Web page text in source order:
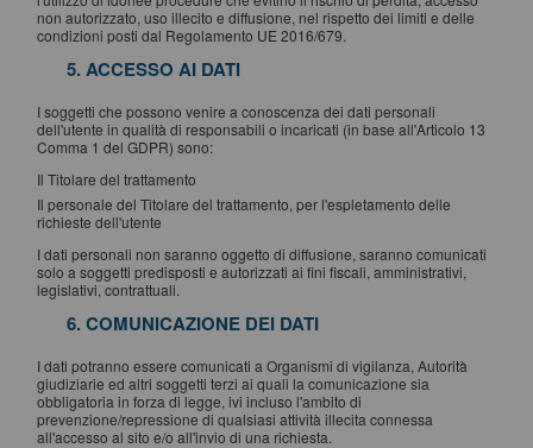
non autorizzato, uso illecito e diffusione, nel rispetto dei limiti e delle
condizioni posti dal Regolamento UE 2016/679.
5. ACCESSO AI DATI
I soggetti che possono venire a conoscenza dei dati personali
dell'utente in qualità di responsabili o incaricati (in base all'Articolo 13
Comma 1 del GDPR) sono:
Il Titolare del trattamento
Il personale del Titolare del trattamento, per l'espletamento delle
richieste dell'utente
I dati personali non saranno oggetto di diffusione, saranno comunicati
solo a soggetti predisposti e autorizzati ai fini fiscali, amministrativi,
legislativi, contrattuali.
6. COMUNICAZIONE DEI DATI
I dati potranno essere comunicati a Organismi di vigilanza, Autorità
giudiziarie ed altri soggetti terzi ai quali la comunicazione sia
obbligatoria in forza di legge, ivi incluso l'ambito di
prevenzione/repressione di qualsiasi attività illecita connessa
all'accesso al sito e/o all'invio di una richiesta.